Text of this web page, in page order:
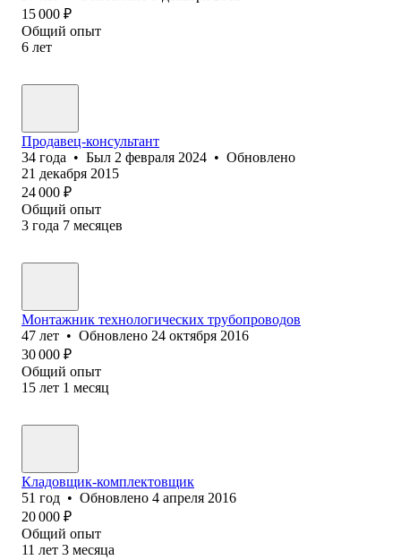
15 000 ₽
Общий опыт
6 лет
Продавец-консультант
34 года • Был 2 февраля 2024 • Обновлено
21 декабря 2015
24 000 ₽
Общий опыт
3 года 7 месяцев
Монтажник технологических трубопроводов
47 лет • Обновлено 24 октября 2016
30 000 ₽
Общий опыт
15 лет 1 месяц
Кладовщик-комплектовщик
51 год • Обновлено 4 апреля 2016
20 000 ₽
Общий опыт
11 лет 3 месяца